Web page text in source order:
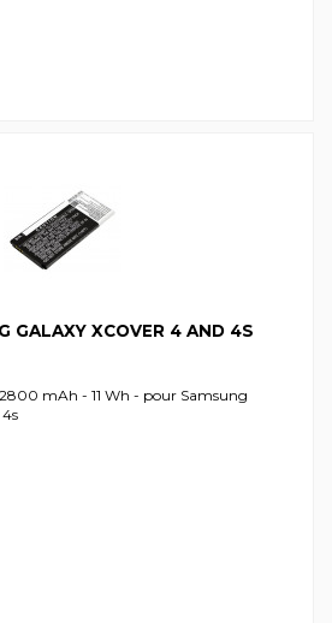
GALAXY XCOVER 4 AND 4S
mAh - 11 Wh - pour Samsung